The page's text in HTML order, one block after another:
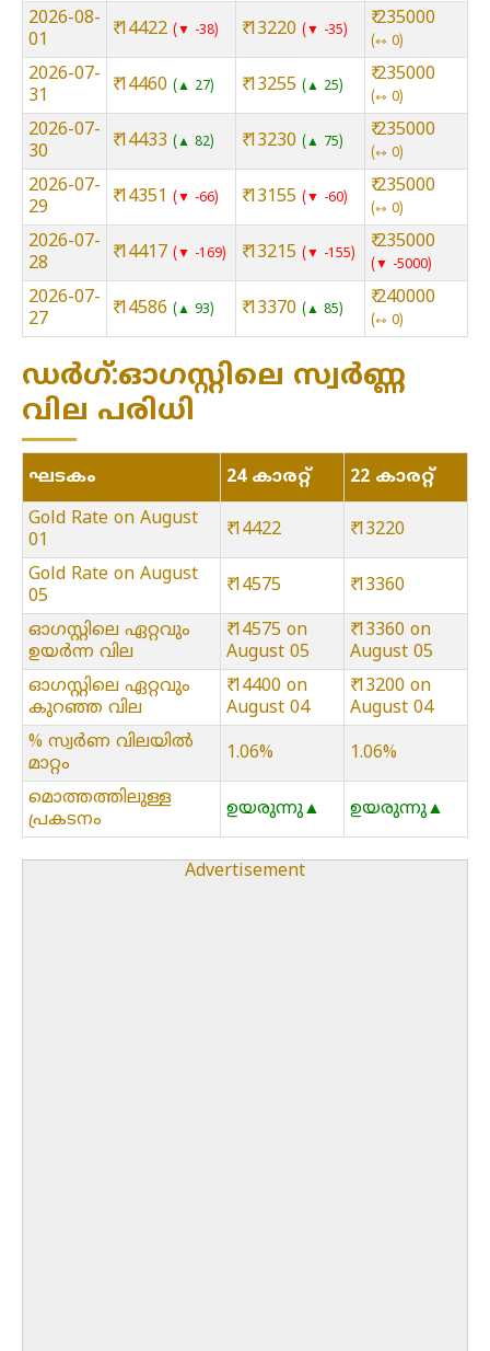
2026-08-
01
₹ 14422 ▼ -38 ₹ 13220 ▼ -35
₹ 235000
⇿ 0
2026-07-
31
₹ 14460 ▲ 27 ₹ 13255 ▲ 25
₹ 235000
⇿ 0
2026-07-
30
₹ 14433 ▲ 82 ₹ 13230 ▲ 75
₹ 235000
⇿ 0
2026-07-
29
₹ 14351 ▼ -66 ₹ 13155 ▼ -60
₹ 235000
⇿ 0
2026-07-
28
₹ 14417 ▼ -169 ₹ 13215 ▼ -155
₹ 235000
▼ -5000
2026-07-
27
₹ 14586 ▲ 93 ₹ 13370 ▲ 85
₹ 240000
⇿ 0
ഡർഗ്:ഓഗസ്റ്റിലെ സ്വർണ്ണ
വില പരിധി
ഘടകം 24 കാരറ്റ്
22 കാരറ്റ്
Gold Rate on August
01
₹ 14422 ₹ 13220
Gold Rate on August
05
₹ 14575 ₹ 13360
ഓഗസ്റ്റിലെ ഏറ്റവും
ഉയർന്ന വില
₹ 14575 on
August 05
₹ 13360 on
August 05
ഓഗസ്റ്റിലെ ഏറ്റവും
കുറഞ്ഞ വില
₹ 14400 on
August 04
₹ 13200 on
August 04
% സ്വർണ വിലയിൽ
മാറ്റം
1.06% 1.06%
മൊത്തത്തിലുള്ള
പ്രകടനം
ഉയരുന്നു▲ ഉയരുന്നു▲
Advertisement